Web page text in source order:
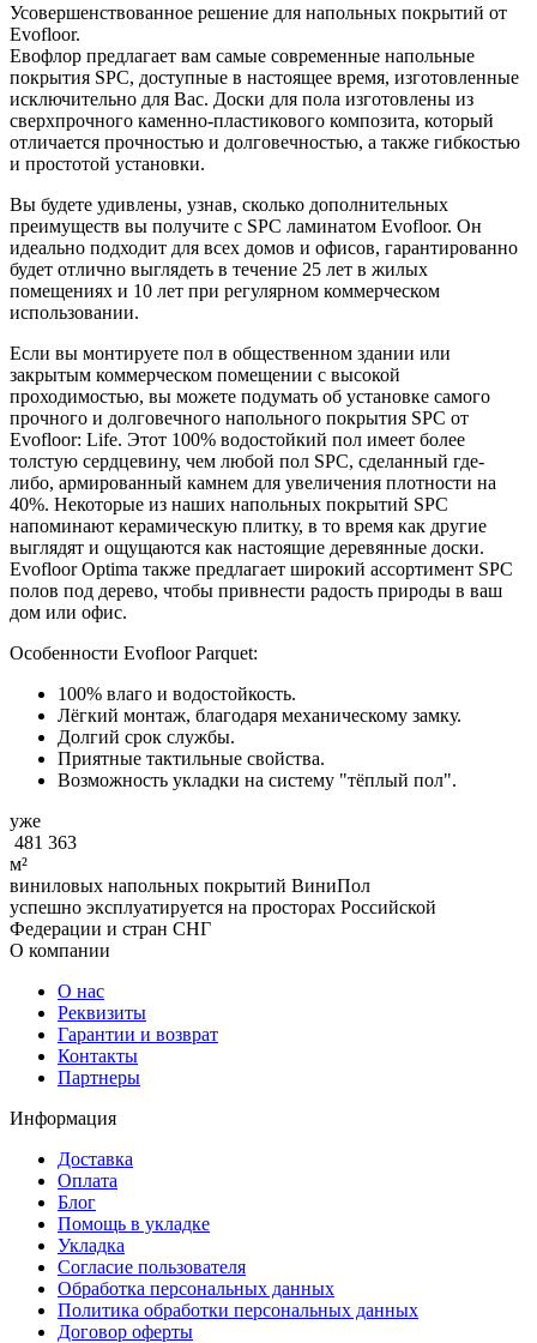
Усовершенствованное решение для напольных покрытий от
Evofloor.
Евофлор предлагает вам самые современные напольные
покрытия SPC, доступные в настоящее время, изготовленные
исключительно для Вас. Доски для пола изготовлены из
сверхпрочного каменно-пластикового композита, который
отличается прочностью и долговечностью, а также гибкостью
и простотой установки.
Вы будете удивлены, узнав, сколько дополнительных
преимуществ вы получите с SPC ламинатом Evofloor. Он
идеально подходит для всех домов и офисов, гарантированно
будет отлично выглядеть в течение 25 лет в жилых
помещениях и 10 лет при регулярном коммерческом
использовании.
Если вы монтируете пол в общественном здании или
закрытым коммерческом помещении с высокой
проходимостью, вы можете подумать об установке самого
прочного и долговечного напольного покрытия SPC от
Evofloor: Life. Этот 100% водостойкий пол имеет более
толстую сердцевину, чем любой пол SPC, сделанный где-
либо, армированный камнем для увеличения плотности на
40%. Некоторые из наших напольных покрытий SPC
напоминают керамическую плитку, в то время как другие
выглядят и ощущаются как настоящие деревянные доски.
Evofloor Optima также предлагает широкий ассортимент SPC
полов под дерево, чтобы привнести радость природы в ваш
дом или офис.
Особенности Evofloor Parquet:
100% влаго и водостойкость.
Лёгкий монтаж, благодаря механическому замку.
Долгий срок службы.
Приятные тактильные свойства.
Возможность укладки на систему "тёплый пол".
уже
481 363
м²
виниловых напольных покрытий ВиниПол
успешно эксплуатируется на просторах Российской
Федерации и стран СНГ
О компании
О нас
Реквизиты
Гарантии и возврат
Контакты
Партнеры
Информация
Доставка
Оплата
Блог
Помощь в укладке
Укладка
Согласие пользователя
Обработка персональных данных
Политика обработки персональных данных
Договор оферты